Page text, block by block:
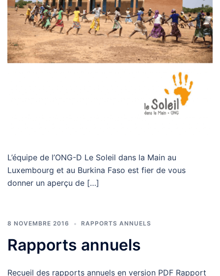
L’équipe de l’ONG-D Le Soleil dans la Main au
Luxembourg et au Burkina Faso est fier de vous
donner un aperçu de […]
8 NOVEMBRE 2016 RAPPORTS ANNUELS
Rapports annuels
Recueil des rapports annuels en version PDF Rapport